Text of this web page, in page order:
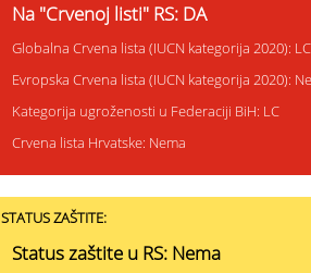
Na "Crvenoj listi" RS: DA
Globalna Crvena lista (IUCN kategorija 2020): LC
Evropska Crvena lista (IUCN kategorija 2020):
Kategorija ugroženosti u Federaciji BiH: LC
Crvena lista Hrvatske: Nema
STATUS ZAŠTITE:
Status zaštite u RS: Nema